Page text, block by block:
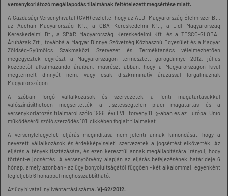
versenykorlátozó megállapodás tilalmának feltételezett megsértése miatt.
A Gazdasági Versenyhivatal (GVH) észlelte, hogy az ALDI Magyarország Élelmiszer Bt.,
az Auchan Magyarország Kft., a CBA Kereskedelmi Kft., a Lidl Magyarország
Kereskedelmi Bt., a SPAR Magyarország Kereskedelmi Kft. és a TESCO-GLOBAL
Áruházak Zrt., továbbá a Magyar Dinnye Szövetség Közhasznú Egyesület és a Magyar
Zöldség-Gyümölcs Szakmaközi Szervezet és Terméktanács vélelmezhetően
megegyeztek egyrészt a Magyarországon termesztett görögdinnye 2012. július
közepétől alkalmazandó áraiban, másrészt abban, hogy a Magyarországon kívül
megtermelt dinnyét nem, vagy csak diszkriminatív árazással forgalmaznak
Magyarországon.
A szóban forgó vállalkozások és szervezetek a fenti magatartásukkal
valószínűsíthetően megsértették a tisztességtelen piaci magatartás és a
versenykorlátozás tilalmáról szóló 1996. évi LVII. törvény 11. §-ában és az Európai Unió
működéséről szóló szerződés 101. cikkében foglalt tilalmakat.
A versenyfelügyeleti eljárás megindítása nem jelenti annak kimondását, hogy a
nevezett vállalkozások és érdekképviseleti szervezetek a jogsértést elkövették. Az
eljárás a tények tisztázására, és ezen keresztül annak megállapítására irányul, hogy
történt-e jogsértés. A versenytörvény alapján az eljárás befejezésének határideje 6
hónap, amely azonban - az ügy bonyolultságától függően - két alkalommal, egyenként
legfeljebb 6 hónappal meghosszabbítható.
Az ügy hivatali nyilvántartási száma: Vj-62/2012.